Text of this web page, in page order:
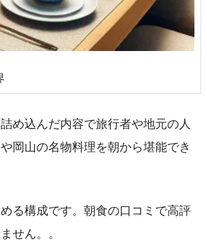
め込んだ内容で旅行者や地元の人
岡山の名物料理を朝から堪能でき
る構成です。朝食の口コミで高評
せん。。